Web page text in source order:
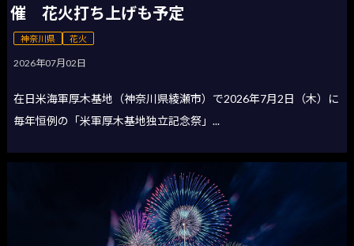
催 花火打ち上げも予定
神奈川県 花火
2026年07月02日
在日米海軍厚木基地（神奈川県綾瀬市）で2026年7月2日（木）に
毎年恒例の「米軍厚木基地独立記念祭」...